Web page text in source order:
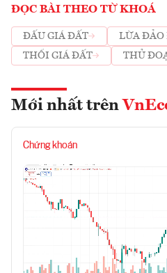
ĐỌC BÀI THEO TỪ KHOÁ
ĐẤU GIÁ ĐẤT
LỪA ĐẢO
THỔI GIÁ ĐẤT
THỦ
Mới nhất trên
Chứng khoán